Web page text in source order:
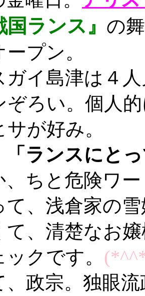
国ランス』 の
プン。
イ島津は４
ぞろい。個人
が好み。
「ランスにと
、ちと危険ワ
、浅倉家の雪
て、清楚なお
クです。
政宗。独眼